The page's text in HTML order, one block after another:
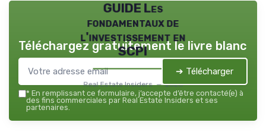
GUIDE Les
fondamentaux de
l'investissement en
SCPI
Real Estate Insiders — 2026
Téléchargez gratuitement le livre blanc
➔ Télécharger
* En remplissant ce formulaire, j’accepte d’être contacté(e) à
des fins commerciales par Real Estate Insiders et ses
partenaires.